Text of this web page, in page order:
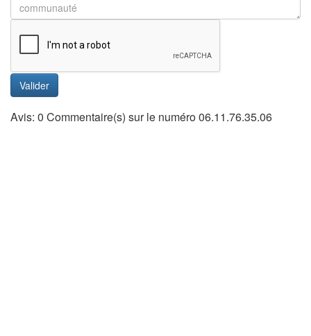
Valider
Avis: 0 Commentaire(s) sur le numéro 06.11.76.35.06